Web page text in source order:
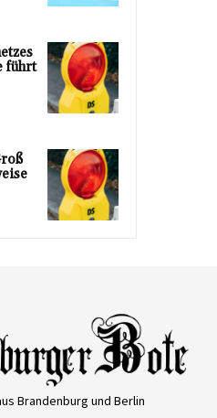
führt
Brandenburg und Berlin